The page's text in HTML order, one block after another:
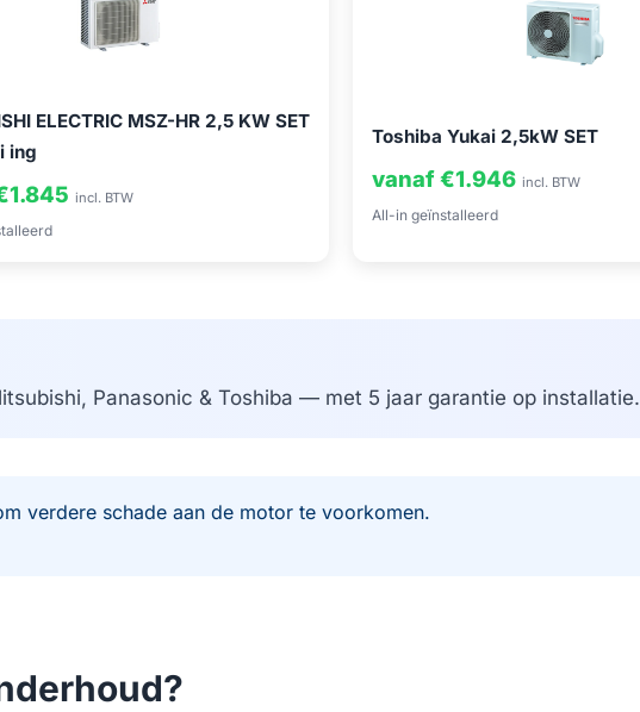
ELECTRIC MSZ-HR 2,5 KW SET
ing
incl. BTW
Toshiba Yukai 2,5kW SET
vanaf €1.946 incl. BTW
All-in geïnstalleerd
Panasonic & Toshiba — met 5 jaar garantie op installatie.
verdere schade aan de motor te voorkomen.